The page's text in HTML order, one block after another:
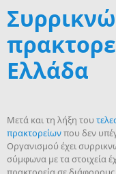
Ελλάδα
Μετά και τη λήξη του
πρακτορείωνπου δεν
Οργανισμού έχει
σύμφωνα με τα στοιχεία